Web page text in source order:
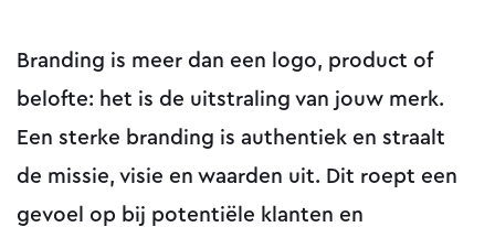
Branding is meer dan een logo, product of
belofte: het is de uitstraling van jouw merk.
Een sterke branding is authentiek en straalt
de missie, visie en waarden uit. Dit roept een
gevoel op bij potentiële klanten en